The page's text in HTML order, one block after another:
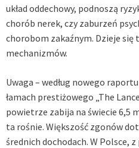
układ oddechowy, podnoszą
chorób nerek, czy zaburzeń
chorobom zakaźnym. Dzieje się
mechanizmów.
Uwaga – według nowego
łamach prestiżowego „The
powietrze zabija na świecie 6,5
ta rośnie. Większość zgonów
średnich dochodach. W Polsce,